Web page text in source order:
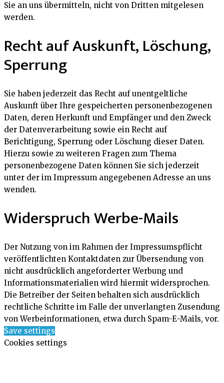
Sie an uns übermitteln, nicht von Dritten mitgelesen
werden.
Recht auf Auskunft, Löschung,
Sperrung
Sie haben jederzeit das Recht auf unentgeltliche
Auskunft über Ihre gespeicherten personenbezogenen
Daten, deren Herkunft und Empfänger und den Zweck
der Datenverarbeitung sowie ein Recht auf
Berichtigung, Sperrung oder Löschung dieser Daten.
Hierzu sowie zu weiteren Fragen zum Thema
personenbezogene Daten können Sie sich jederzeit
unter der im Impressum angegebenen Adresse an uns
wenden.
Widerspruch Werbe-Mails
Der Nutzung von im Rahmen der Impressumspflicht
veröffentlichten Kontaktdaten zur Übersendung von
nicht ausdrücklich angeforderter Werbung und
Informationsmaterialien wird hiermit widersprochen.
Die Betreiber der Seiten behalten sich ausdrücklich
rechtliche Schritte im Falle der unverlangten Zusendung
von Werbeinformationen, etwa durch Spam-E-Mails, vor.
Save settings
Cookies settings